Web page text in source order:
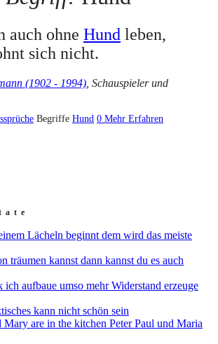
auch ohne Hund leben,
sich nicht.
(1902 - 1994) , Schauspieler und
Begriffe Hund 0 Mehr Erfahren
Lächeln beginnt dem wird das meiste
träumen kannst dann kannst du es auch
ich aufbaue umso mehr Widerstand erzeuge
kann nicht schön sein
Mary are in the kitchen Peter Paul und Maria